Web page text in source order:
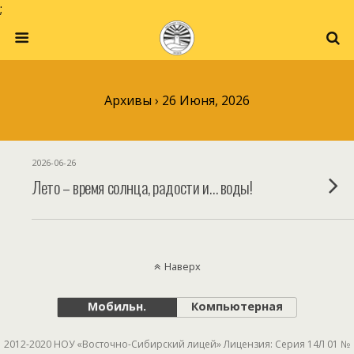
;
Архивы › 26 Июня, 2026
2026-06-26
Лето – время солнца, радости и… воды!
Наверх
Мобильн. Компьютерная
2012-2020 НОУ «Восточно-Сибирский лицей» Лицензия: Серия 14Л 01 №